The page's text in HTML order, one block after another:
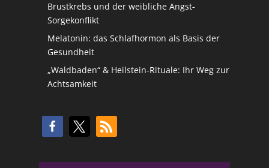
Brustkrebs und der weibliche Angst-
Sorgekonflikt
Melatonin: das Schlafhormon als Basis der
Gesundheit
„Waldbaden“ & Heilstein-Rituale: Ihr Weg zur
Achtsamkeit